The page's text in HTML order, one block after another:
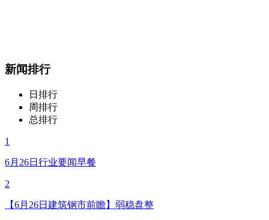
新闻排行
日排行
周排行
总排行
1
6月26日行业要闻早餐
2
【6月26日建筑钢市前瞻】弱稳盘整